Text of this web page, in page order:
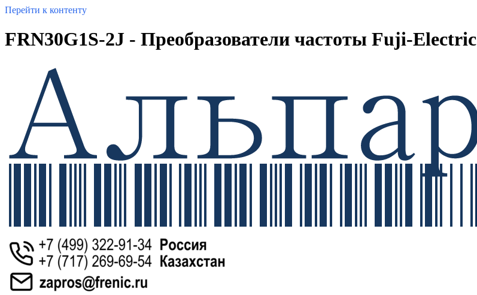
Перейти к контенту
FRN30G1S-2J - Преобразователи частоты Fuji-Electric